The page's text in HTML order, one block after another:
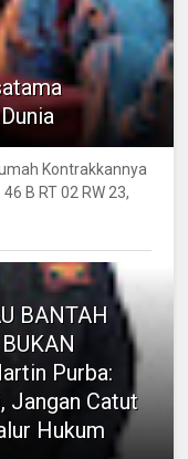
Kontrakkannya
B RT 02 RW 23,
BANTAH
Purba:
Jangan Catut
Hukum